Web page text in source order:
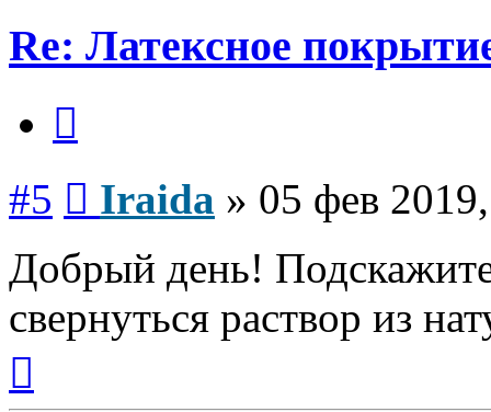
Re: Латексное
#5 Iraida » 05 фев
Добрый день!
свернуться раствор из
началу